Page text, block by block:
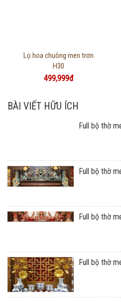
Thông tin chi tiết
Lọ hoa chuông men trơn
H30
499,999đ
BÀI VIẾT HỮU ÍCH
Full bộ thờ
Full bộ thờ
Full bộ thờ
Full bộ thờ